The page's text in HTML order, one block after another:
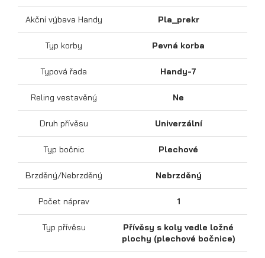
Sklápěcí přívěsy
Akční výbava Handy Pla_prekr
Typ korby Pevná korba
Typová řada Handy-7
Reling vestavěný Ne
Druh přívěsu Univerzální
Typ bočnic Plechové
Brzděný/Nebrzděný Nebrzděný
Počet náprav 1
Typ přívěsu
Přívěsy s koly vedle ložné
plochy (plechové bočnice)